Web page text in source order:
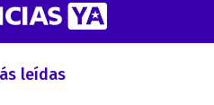
leídas